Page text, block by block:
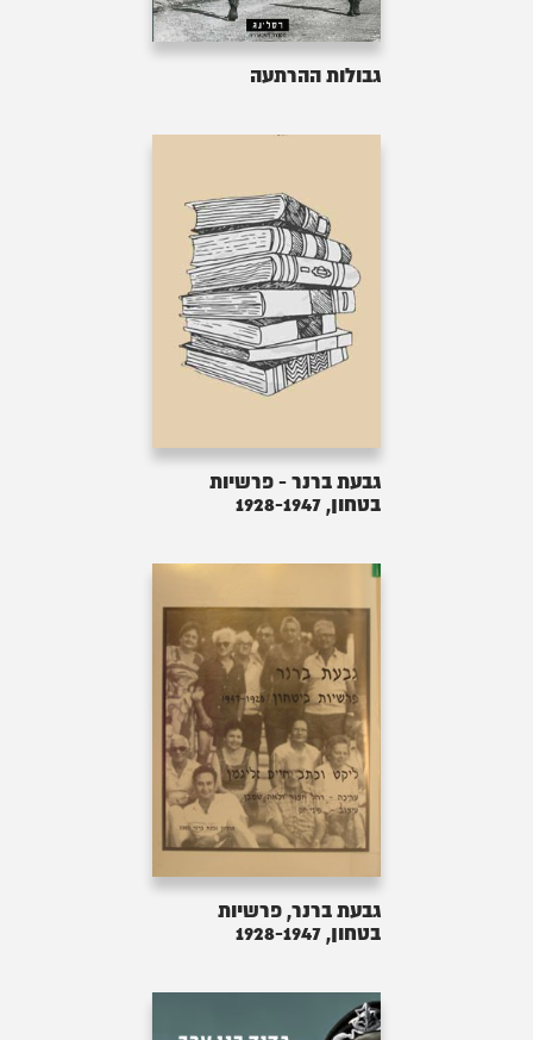
גבולות ההרתעה
גבעת ברנר - פרשיות
בטחון, 1928-1947
גבעת ברנר, פרשיות
בטחון, 1928-1947